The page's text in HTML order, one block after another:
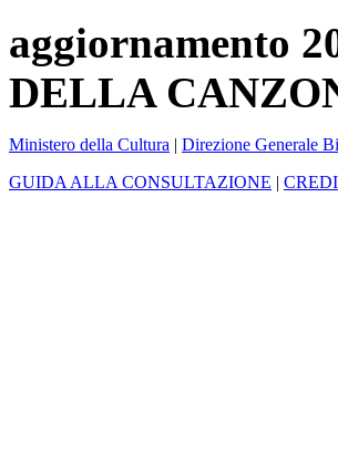
aggiornamento
DELLA
Ministero della Cultura | Direzione Generale
GUIDA ALLA CONSULTAZIONE |